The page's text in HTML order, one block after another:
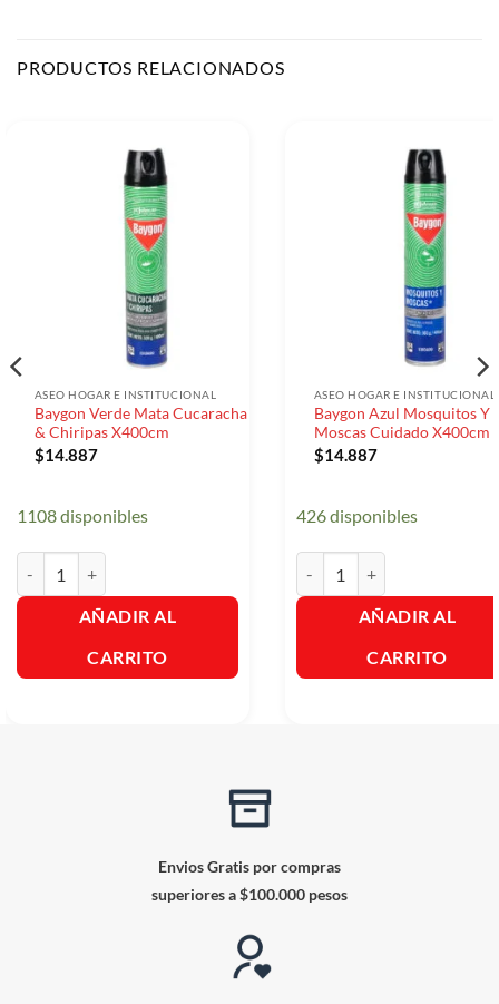
PRODUCTOS RELACIONADOS
ASEO HOGAR E INSTITUCIONAL
Baygon Verde Mata Cucaracha
& Chiripas X400cm
$14.887
1108 disponibles
AÑADIR AL
CARRITO
ASEO HOGAR E INSTITUCIONAL
Baygon Azul Mosquitos Y
Moscas Cuidado X400cm
$14.887
426 disponibles
AÑADIR AL
CARRITO
Envios Gratis por compras
superiores a $100.000 pesos